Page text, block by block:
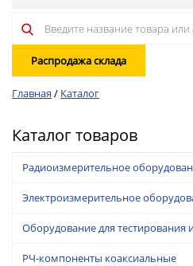
Распродажа склада
Главная / Каталог
Каталог товаров
Радиоизмерительное
Электроизмерительное
Оборудование для тестирования
РЧ-компоненты коаксиальные